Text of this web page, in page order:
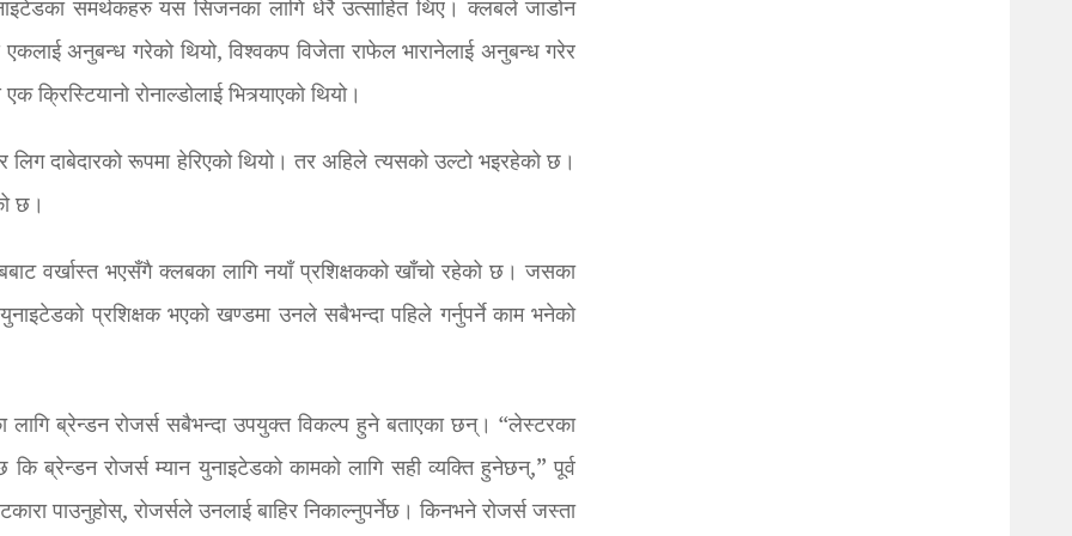
समर्थकहरु यस सिजनका लागि धेरै उत्साहित थिए। क्लबले जाडोन
अनुबन्ध गरेको थियो, विश्वकप विजेता राफेल भारानेलाई अनुबन्ध गरेर
रोनाल्डोलाई भित्र्याएको थियो।
दाबेदारको रूपमा हेरिएको थियो। तर अहिले त्यसको उल्टो भइरहेको छ।
छ।
वर्खास्त भएसँगै क्लबका लागि नयाँ प्रशिक्षकको खाँचो रहेको छ। जसका
प्रशिक्षक भएको खण्डमा उनले सबैभन्दा पहिले गर्नुपर्ने काम भनेको
लागि ब्रेन्डन रोजर्स सबैभन्दा उपयुक्त विकल्प हुने बताएका छन्। “लेस्टरका
ब्रेन्डन रोजर्स म्यान युनाइटेडको कामको लागि सही व्यक्ति हुनेछन्,” पूर्व
पाउनुहोस्, रोजर्सले उनलाई बाहिर निकाल्नुपर्नेछ। किनभने रोजर्स जस्ता